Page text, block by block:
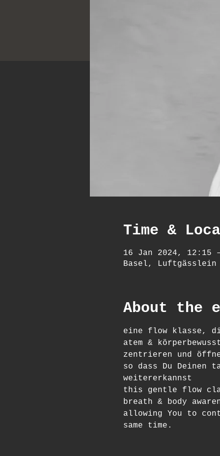
Time &
16 Jan 2024, 12:15
Basel, Luftgässlein
About the
eine flow klasse,
atem &
zentrieren und
so dass Du
weitererkannst
this gentle flow
breath & body
allowing You to
same time.